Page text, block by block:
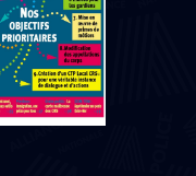
Mars 2006